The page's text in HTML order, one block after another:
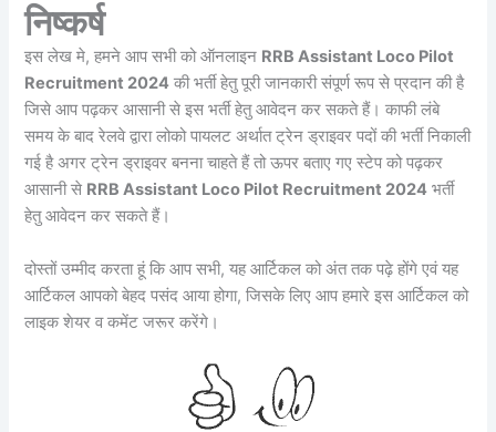
निष्कर्ष
इस लेख मे, हमने आप सभी को ऑनलाइन RRB Assistant Loco Pilot
Recruitment 2024 की भर्ती हेतु पूरी जानकारी संपूर्ण रूप से प्रदान की है
जिसे आप पढ़कर आसानी से इस भर्ती हेतु आवेदन कर सकते हैं। काफी लंबे
समय के बाद रेलवे द्वारा लोको पायलट अर्थात ट्रेन ड्राइवर पदों की भर्ती निकाली
गई है अगर ट्रेन ड्राइवर बनना चाहते हैं तो ऊपर बताए गए स्टेप को पढ़कर
आसानी से RRB Assistant Loco Pilot Recruitment 2024 भर्ती
हेतु आवेदन कर सकते हैं।
दोस्तों उम्मीद करता हूं कि आप सभी, यह आर्टिकल को अंत तक पढ़े होंगे एवं यह
आर्टिकल आपको बेहद पसंद आया होगा, जिसके लिए आप हमारे इस आर्टिकल को
लाइक शेयर व कमेंट जरूर करेंगे।